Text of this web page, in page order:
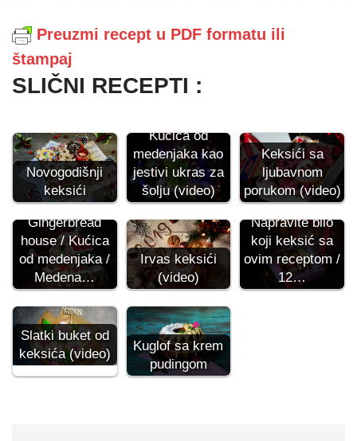
Preuzmi recept u PDF formatu ili
štampaj
SLIČNI RECEPTI :
Novogodišnji
keksići
Kućica od
medenjaka kao
jestivi ukras za
šolju (video)
Keksići sa
ljubavnom
porukom (video)
Gingerbread
house / Kućica
od medenjaka /
Medena…
Irvas keksići
(video)
Napravite bilo
koji keksić sa
ovim receptom /
12…
Slatki buket od
keksića (video)
Kuglof sa krem
pudingom